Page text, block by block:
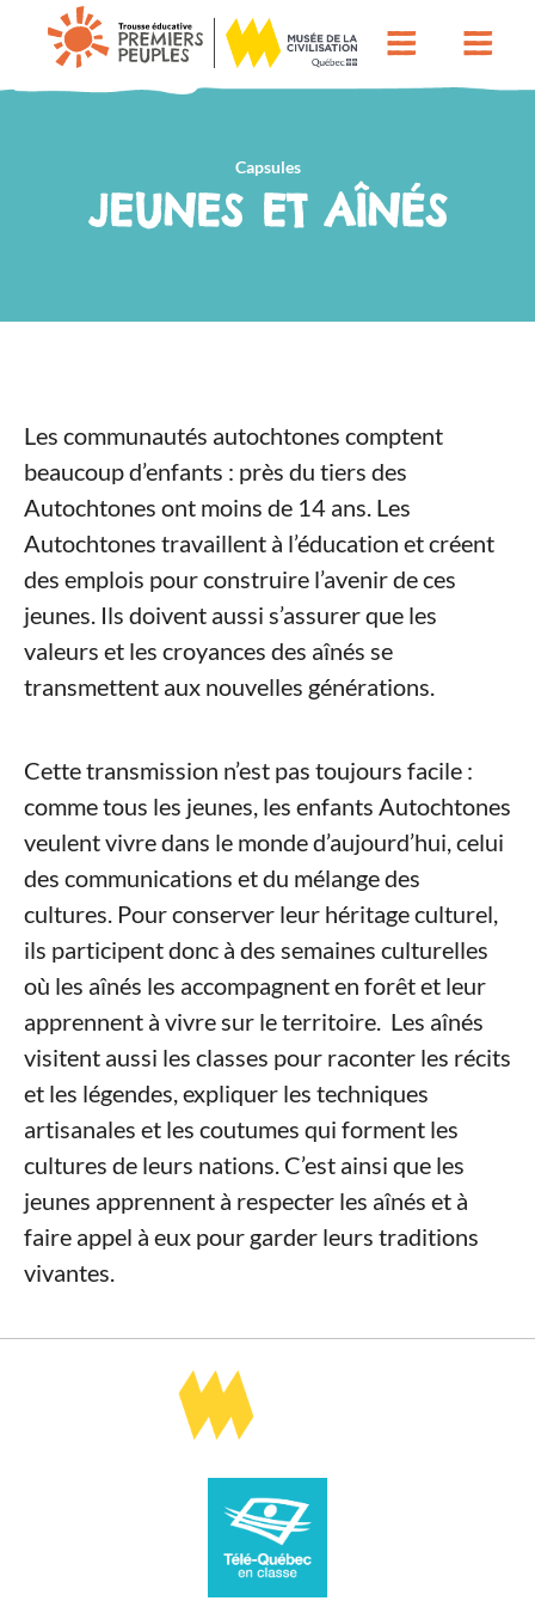
Capsules
JEUNES ET AÎNÉS
Les communautés autochtones comptent
beaucoup d’enfants : près du tiers des
Autochtones ont moins de 14 ans. Les
Autochtones travaillent à l’éducation et créent
des emplois pour construire l’avenir de ces
jeunes. Ils doivent aussi s’assurer que les
valeurs et les croyances des aînés se
transmettent aux nouvelles générations.
Cette transmission n’est pas toujours facile :
comme tous les jeunes, les enfants Autochtones
veulent vivre dans le monde d’aujourd’hui, celui
des communications et du mélange des
cultures. Pour conserver leur héritage culturel,
ils participent donc à des semaines culturelles
où les aînés les accompagnent en forêt et leur
apprennent à vivre sur le territoire. Les aînés
visitent aussi les classes pour raconter les récits
et les légendes, expliquer les techniques
artisanales et les coutumes qui forment les
cultures de leurs nations. C’est ainsi que les
jeunes apprennent à respecter les aînés et à
faire appel à eux pour garder leurs traditions
vivantes.